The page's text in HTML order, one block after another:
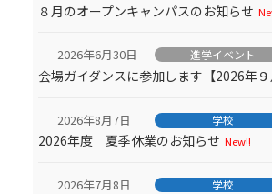
８月のオープンキャンパスのお知らせ
2026年6月30日 進学イベント
会場ガイダンスに参加します【2026年９
2026年8月7日 学校
2026年度 夏季休業のお知らせ New!!
2026年7月8日 学校